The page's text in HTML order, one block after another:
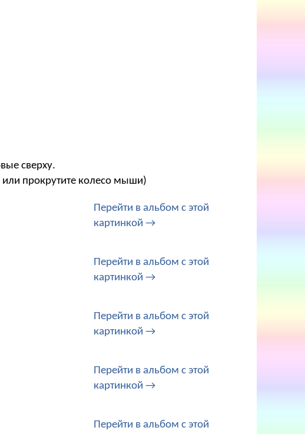
сверху.
прокрутите колесо мыши)
Перейти в альбом с этой
картинкой →
Перейти в альбом с этой
картинкой →
Перейти в альбом с этой
картинкой →
Перейти в альбом с этой
картинкой →
Перейти в альбом с этой